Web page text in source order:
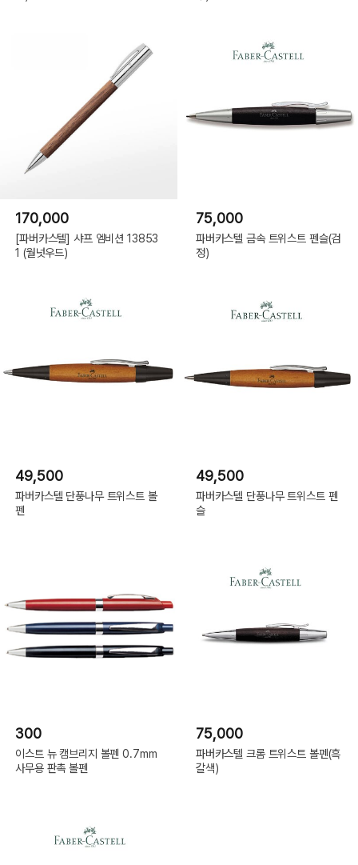
170,000
[파버카스텔] 샤프 엠비션 13853
1 (월넛우드)
75,000
파버카스텔 금속 트위스트 펜슬(검
정)
49,500
파버카스텔 단풍나무 트위스트 볼
펜
49,500
파버카스텔 단풍나무 트위스트 펜
슬
300
이스트 뉴 캠브리지 볼펜 0.7mm
사무용 판촉 볼펜
75,000
파버카스텔 크롬 트위스트 볼펜(흑
갈색)